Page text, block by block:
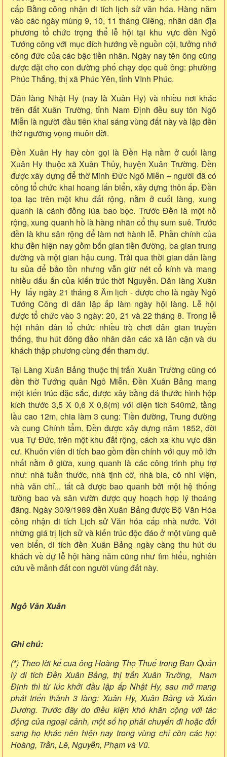
cấp Bằng công nhận di tích lịch sử văn hóa. Hàng năm
vào các ngày mùng 9, 10, 11 tháng Giêng, nhân dân địa
phương tổ chức trọng thể lễ hội tại khu vực đền Ngô
Tướng công với mục đích hướng về nguồn cội, tưởng nhớ
công đức của các bậc tiền nhân. Ngày nay tên ông cũng
được đặt cho con đường phố chạy dọc quê ông: phường
Phúc Thắng, thị xã Phúc Yên, tỉnh Vĩnh Phúc.
Dân làng Nhật Hy (nay là Xuân Hy) và nhiều nơi khác
trên đất Xuân Trường, tỉnh Nam Định đều suy tôn Ngô
Miễn là người đầu tiên khai sáng vùng đất này và lập đền
thờ ngưỡng vọng muôn đời.
Đền Xuân Hy hay còn gọi là Đền Hạ nằm ở cuối làng
Xuân Hy thuộc xã Xuân Thủy, huyện Xuân Trường. Đền
được xây dựng để thờ Minh Đức Ngô Miễn – người đã có
công tổ chức khai hoang lấn biển, xây dựng thôn ấp. Đền
tọa lạc trên một khu đất rộng, nằm ở cuối làng, xung
quanh là cánh đồng lúa bao bọc. Trước Đền là một hồ
rộng, xung quanh hồ là hàng nhãn cổ thụ sum suê. Trước
đền là khu sân rộng để làm nơi hành lễ. Phần chính của
khu đền hiện nay gồm bốn gian tiền đường, ba gian trung
đường và một gian hậu cung. Trải qua thời gian dân làng
tu sủa để bảo tồn nhưng vẫn giữ nét cổ kính và mang
nhiều dấu ấn của kiến trúc thời Nguyễn. Dân làng Xuân
Hy lấy ngày 21 tháng 8 Âm lịch - được cho là ngày Ngô
Tướng Công di dân lập ấp làm ngày hội làng. Lễ hội
được tổ chức vào 3 ngày: 20, 21 và 22 tháng 8. Trong lễ
hội nhân dân tổ chức nhiều trò chơi dân gian truyền
thống, thu hút đông đảo nhân dân các xã lân cận và du
khách thập phương cùng đến tham dự.
Tại Làng Xuân Bảng thuộc thị trấn Xuân Trường cũng có
đền thờ Tướng quân Ngô Miễn. Đền Xuân Bảng mang
một kiến trúc đặc sắc, được xây bằng đá thước hình hộp
kích thước 3,5 X 0,6 X 0,6(m) với diện tích 540m2, tầng
lầu cao 12m, chia làm 3 cung: Tiền đường, Trung đường
và cung Chính tẩm. Đền được xây dựng năm 1852, đời
vua Tự Đức, trên một khu đất rộng, cách xa khu vực dân
cư. Khuôn viên di tích bao gồm đền chính với quy mô lớn
nhất nằm ở giữa, xung quanh là các công trình phụ trợ
như: nhà tuần thước, nhà tịnh cờ, nhà bia, cô nhi viện,
nhà văn chỉ... tất cả được bao quanh bởi một hệ thống
tường bao và sân vườn được quy hoạch hợp lý thoáng
đãng. Ngày 30/9/1989 đền Xuân Bảng được Bộ Văn Hóa
công nhận di tích Lịch sử Văn hóa cấp nhà nước. Với
những giá trị lịch sử và kiến trúc độc đáo ở một vùng quê
ven biển, di tích đền Xuân Bảng ngày càng thu hút du
khách về dự lễ hội hàng năm cũng như tìm hiểu, nghiên
cứu về mảnh đất con người vùng đất này.
Ngô Văn Xuân
Ghi chú:
(*) Theo lời kể cua ông Hoàng Thọ Thuế trong Ban Quản
lý di tích Đền Xuân Bảng, thị trấn Xuân Trường, Nam
Định thì từ lúc khởi đầu lập ấp Nhật Hy, sau mở mang
phát triển thành 3 làng: Xuân Hy, Xuân Bảng và Xuân
Dương. Trước đây do điều kiện khó khăn cộng với tác
động của ngoại cảnh, một số họ phải chuyển đi hoặc đổi
sang họ khác nên hiện nay trong vùng chỉ còn các họ:
Hoàng, Trần, Lê, Nguyễn, Phạm và Vũ.